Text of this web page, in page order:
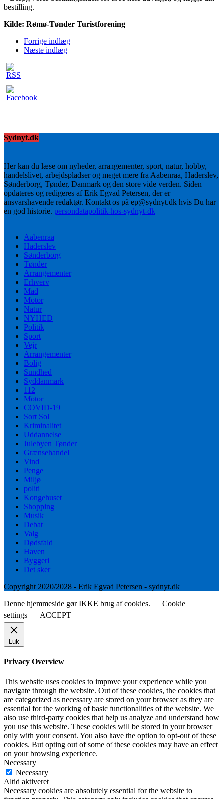
bestilling.
Kilde: Rømø-Tønder Turistforening
Forrige indlæg
Næste indlæg
Sydnyt.dk
Her kan du læse om nyheder, arrangementer, sport, natur, hobby,
handelslivet, arbejdspladser og meget mere fra Aabenraa, Haderslev,
Sønderborg, Tønder, Danmark og den store vide verden. Siden
opdateres og redigeres af Erik Egvad Petersen, der er
ansvarshavende redaktør. Kontakt os på ep@sydnyt.dk hvis Du har
en god historie. persondatapolitik-hos-sydnyt-dk
Aabenraa
Haderslev
Sønderborg
Tønder
Arrangementer
Erhverv
Mad
Motor
Natur
NYHED
Politik
Sport
Vejr
Arrangementer
Bolig
Sundhed
Syddanmark
112
Motor
COVID-19
Sort Sol
Kriminalitet
Uddannelse
Julebyen Tønder
Grænsehandel
Vind
Penge
Miljø
politi
Kongehuset
Shopping
Musik
Debat
Valg
Dødsfald
Haven
Byggeri
Det sker
Copyright 2020/2028 - Erik Egvad Petersen - sydnyt.dk
Denne hjemmeside gør IKKE brug af cookies.
Cookie
settings
ACCEPT
Luk
Privacy Overview
This website uses cookies to improve your experience while you
navigate through the website. Out of these cookies, the cookies that
are categorized as necessary are stored on your browser as they are
essential for the working of basic functionalities of the website. We
also use third-party cookies that help us analyze and understand how
you use this website. These cookies will be stored in your browser
only with your consent. You also have the option to opt-out of these
cookies. But opting out of some of these cookies may have an effect
on your browsing experience.
Necessary
Necessary
Altid aktiveret
Necessary cookies are absolutely essential for the website to